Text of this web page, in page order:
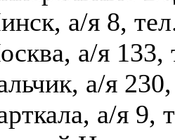
а/я 8,
а/я 133,
а/я
а/я 9,